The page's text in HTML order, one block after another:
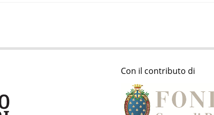
Con il contributo di